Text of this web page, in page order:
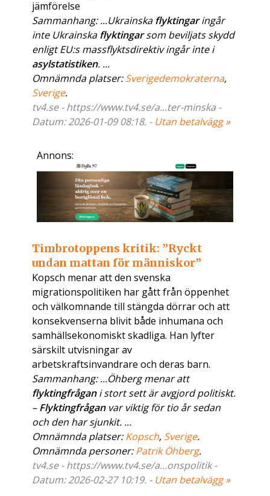
jämförelse
Sammanhang: ...Ukrainskaflyktingaringår
inte Ukrainskaflyktingarsom beviljats skydd
enligt EU:s massflyktsdirektiv ingår inte i
asylstatistiken. ...
Omnämnda platser:Sverigedemokraterna,
Sverige.
tv4.se - https://www.tv4.se/a...ter-minska -
Datum: 2026-01-09 08:18. - Utan betalvägg »
Annons:
Timbrotoppens kritik: ”Ryckt
undan mattan för människor”
Kopsch menar att den svenska
migrationspolitiken har gått från öppenhet
och välkomnande till stängda dörrar och att
konsekvenserna blivit både inhumana och
samhällsekonomiskt skadliga. Han lyfter
särskilt utvisningar av
arbetskraftsinvandrare och deras barn.
Sammanhang: ...Öhberg menar att
flyktingfrågani stort sett är avgjord politiskt.
–Flyktingfråganvar viktig för tio år sedan
och den har sjunkit. ...
Omnämnda platser:Kopsch, Sverige.
Omnämnda personer:Patrik Öhberg.
tv4.se - https://www.tv4.se/a...onspolitik -
Datum: 2026-02-27 10:19. - Utan betalvägg »